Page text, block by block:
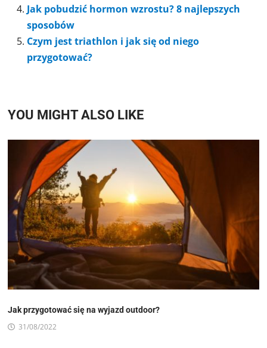
Jak pobudzić hormon wzrostu? 8 najlepszych
sposobów
Czym jest triathlon i jak się od niego
przygotować?
YOU MIGHT ALSO LIKE
Jak przygotować się na wyjazd outdoor?
31/08/2022